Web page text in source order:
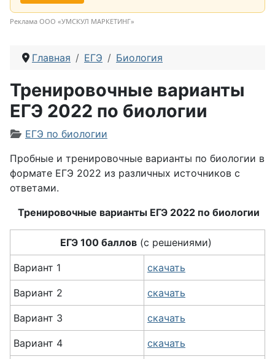
Реклама ООО «УМСКУЛ МАРКЕТИНГ»
Главная ЕГЭ Биология
Тренировочные варианты
ЕГЭ 2022 по биологии
Информация о материале
ЕГЭ по биологии
Пробные и тренировочные варианты по биологии в
формате ЕГЭ 2022 из различных источников с
ответами.
Тренировочные варианты ЕГЭ 2022 по биологии
ЕГЭ 100 баллов (с решениями)
Вариант 1 скачать
Вариант 2 скачать
Вариант 3 скачать
Вариант 4 скачать